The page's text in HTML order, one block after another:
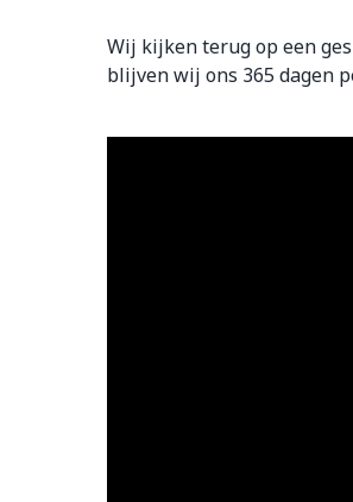
Wij kijken terug op een
blijven wij ons 365 dagen